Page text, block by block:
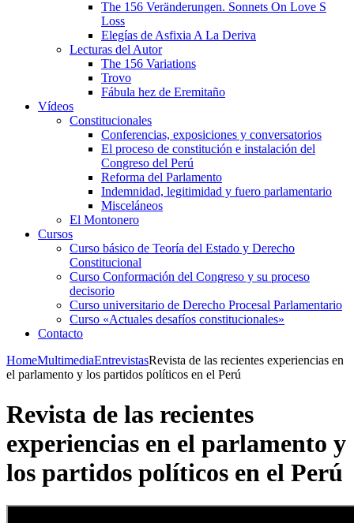
The 156 Veränderungen. Sonnets On Love S
Loss
Elegías de Asfixia A La Deriva
Lecturas del Autor
The 156 Variations
Trovo
Fábula hez de Eremitaño
Vídeos
Constitucionales
Conferencias, exposiciones y conversatorios
El proceso de constitución e instalación del
Congreso del Perú
Reforma del Parlamento
Indemnidad, legitimidad y fuero parlamentario
Misceláneos
El Montonero
Cursos
Curso básico de Teoría del Estado y Derecho
Constitucional
Curso Conformación del Congreso y su proceso
decisorio
Curso universitario de Derecho Procesal Parlamentario
Curso «Actuales desafíos constitucionales»
Contacto
HomeMultimediaEntrevistasRevista de las recientes experiencias en
el parlamento y los partidos políticos en el Perú
Revista de las recientes
experiencias en el parlamento y
los partidos políticos en el Perú